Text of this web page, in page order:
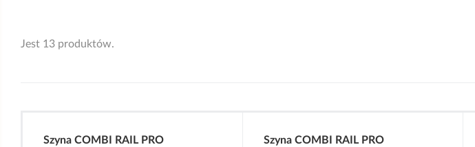
Jest 13 produktów.
Szyna COMBI RAIL PRO
Szyna COMBI RAIL PRO